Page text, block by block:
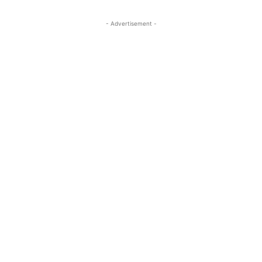
- Advertisement -